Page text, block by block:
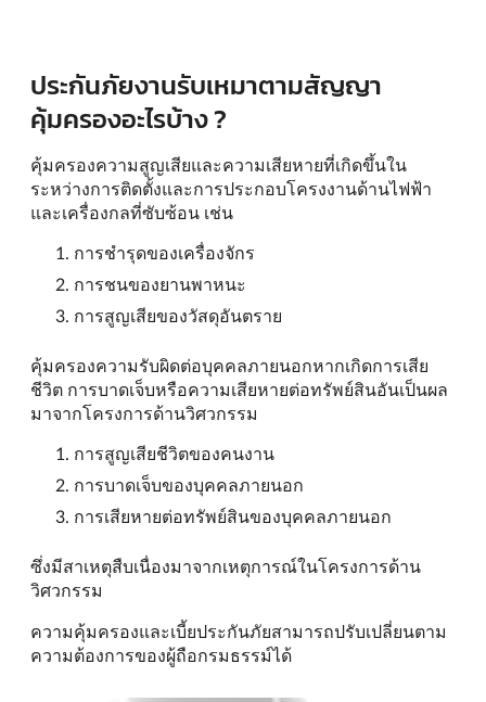
ประกันภัยงานรับเหมาตามสัญญา
คุ้มครองอะไรบ้าง ?
คุ้มครองความสูญเสียและความเสียหายที่เกิดขึ้นใน
ระหว่างการติดตั้งและการประกอบโครงงานด้านไฟฟ้า
และเครื่องกลที่ซับซ้อน เช่น
การชำรุดของเครื่องจักร
การชนของยานพาหนะ
การสูญเสียของวัสดุอันตราย
คุ้มครองความรับผิดต่อบุคคลภายนอกหากเกิดการเสีย
ชีวิต การบาดเจ็บหรือความเสียหายต่อทรัพย์สินอันเป็นผล
มาจากโครงการด้านวิศวกรรม
การสูญเสียชีวิตของคนงาน
การบาดเจ็บของบุคคลภายนอก
การเสียหายต่อทรัพย์สินของบุคคลภายนอก
ซึ่งมีสาเหตุสืบเนื่องมาจากเหตุการณ์ในโครงการด้าน
วิศวกรรม
ความคุ้มครองและเบี้ยประกันภัยสามารถปรับเปลี่ยนตาม
ความต้องการของผู้ถือกรมธรรม์ได้